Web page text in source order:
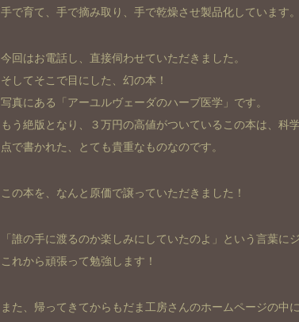
手で育て、手で摘み取り、手で乾燥させ製品化しています。
今回はお電話し、直接伺わせていただきました。
そしてそこで目にした、幻の本！
写真にある「アーユルヴェーダのハーブ医学」です。
もう絶版となり、３万円の高値がついているこの本は、科
点で書かれた、とても貴重なものなのです。
この本を、なんと原価で譲っていただきました！
「誰の手に渡るのか楽しみにしていたのよ」という言葉に
これから頑張って勉強します！
また、帰ってきてからもだま工房さんのホームページの中